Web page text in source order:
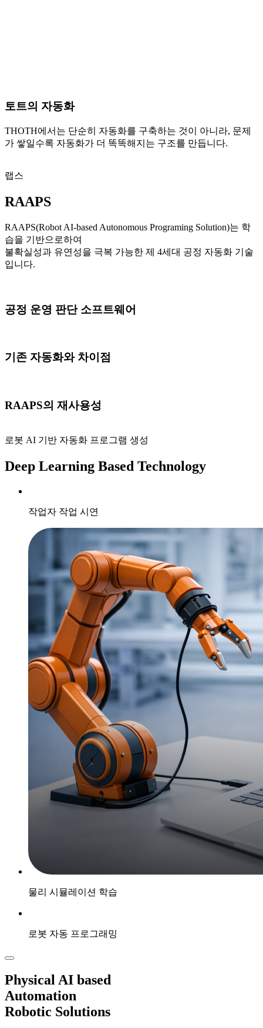
토트의 자동화
THOTH에서는 단순히 자동화를 구축하는 것이 아니라, 문제
가 쌓일수록 자동화가 더 똑똑해지는 구조를 만듭니다.
랩스
RAAPS
RAAPS(Robot AI-based Autonomous Programing Solution)는 학
습을 기반으로하여
불확실성과 유연성을 극복 가능한 제 4세대 공정 자동화 기술
입니다.
공정 운영 판단 소프트웨어
기존 자동화와 차이점
RAAPS의 재사용성
로봇 AI 기반 자동화 프로그램 생성
Deep Learning Based Technology
작업자 작업 시연
물리 시뮬레이션 학습
로봇 자동 프로그래밍
Physical AI based
Automation
Robotic Solutions